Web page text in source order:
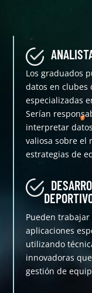
Los graduados
datos en clubes
especializadas
Serían
interpretar
valiosa sobre el
estrategias de
Pueden
aplicaciones
utilizando
innovadoras
gestión de